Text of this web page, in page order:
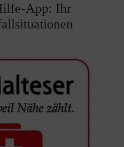
App: Ihr